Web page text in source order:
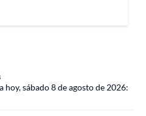
hoy, sábado 8 de agosto de 2026: